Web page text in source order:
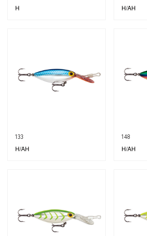
H
H/AH
133
H/AH
148
H/AH